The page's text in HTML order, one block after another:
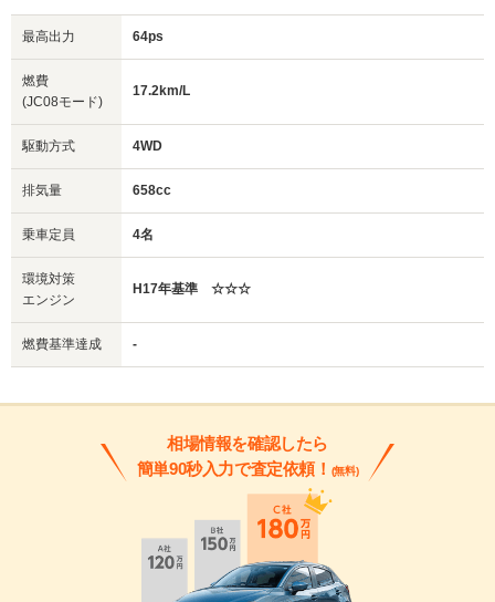
最高出力 64ps
燃費
(JC08モード)
17.2km/L
駆動方式 4WD
排気量 658cc
乗車定員 4名
環境対策
エンジン
H17年基準 ☆☆☆
燃費基準達成 -
相場情報を確認したら
簡単90秒入力で査定依頼！ (無料)